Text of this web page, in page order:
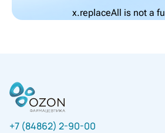
x.replaceAll is not a
+7 (84862) 2-90-00